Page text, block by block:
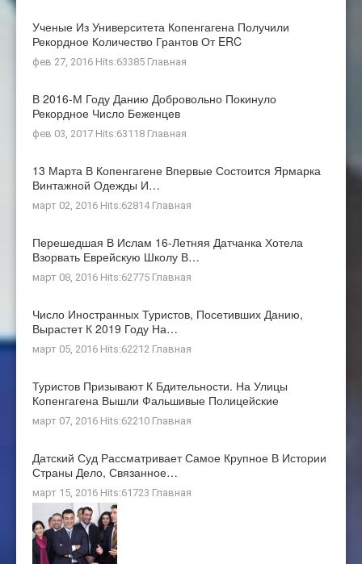
Ученые Из Университета Копенгагена Получили
Рекордное Количество Грантов От ERC
фев 27, 2016 Hits:63385 Главная
В 2016-М Году Данию Добровольно Покинуло
Рекордное Число Беженцев
фев 03, 2017 Hits:63118 Главная
13 Марта В Копенгагене Впервые Состоится Ярмарка
Винтажной Одежды И…
март 02, 2016 Hits:62814 Главная
Перешедшая В Ислам 16-Летняя Датчанка Хотела
Взорвать Еврейскую Школу В…
март 08, 2016 Hits:62775 Главная
Число Иностранных Туристов, Посетивших Данию,
Вырастет К 2019 Году На…
март 05, 2016 Hits:62212 Главная
Туристов Призывают К Бдительности. На Улицы
Копенгагена Вышли Фальшивые Полицейские
март 07, 2016 Hits:62210 Главная
Датский Суд Рассматривает Самое Крупное В Истории
Страны Дело, Связанное…
март 15, 2016 Hits:61723 Главная